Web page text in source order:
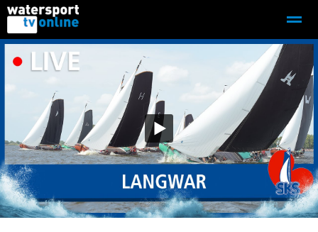
Zeilen Motorboot-sloep Adverteren
Home Contact Bellen Zoeken